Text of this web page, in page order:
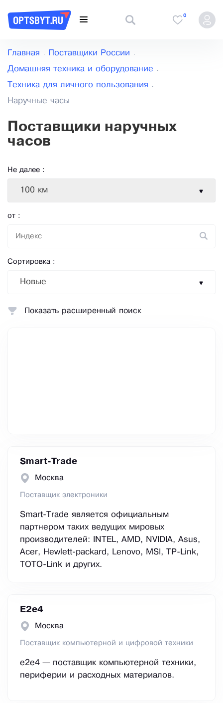
0
Главная Поставщики России
Домашняя техника и оборудование
Техника для личного пользования
Наручные часы
Поставщики наручных
часов
Не далее :
100 км
от :
Сортировка :
Новые
Smart-Trade
Москва
Поставщик электроники
Smart-Trade является официальным
партнером таких ведущих мировых
производителей: INTEL, AMD, NVIDIA, Asus,
Acer, Hewlett-packard, Lenovo, MSI, TP-Link,
TOTO-Link и других.
E2е4
Москва
Поставщик компьютерной и цифровой техники
e2e4 — поставщик компьютерной техники,
периферии и расходных материалов.
Показать расширенный поиск